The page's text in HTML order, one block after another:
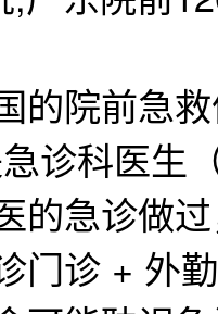
院前急救
科医生（
的急诊做
门诊 + 外